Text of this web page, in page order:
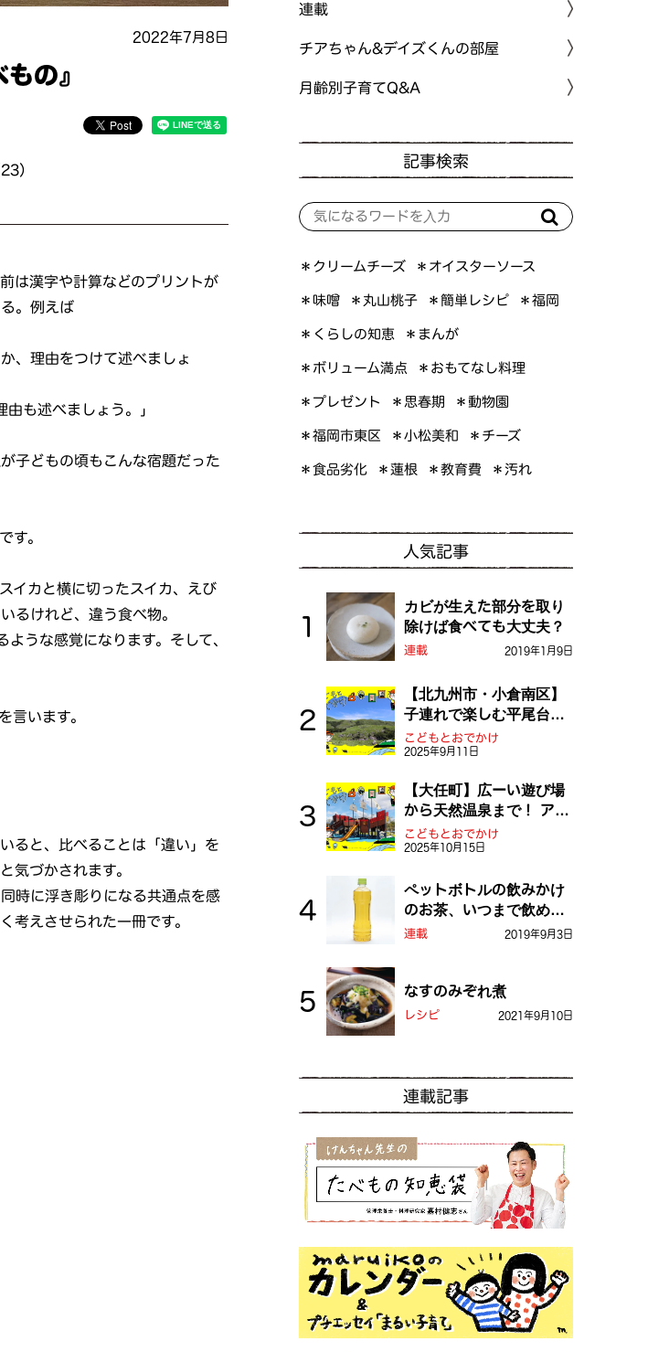
2022年7月8日
の』
）
は漢字や計算などのプリントが
。例えば
、理由をつけて述べましょ
も述べましょう。」
子どもの頃もこんな宿題だった
す。
イカと横に切ったスイカ、えび
るけれど、違う食べ物。
うな感覚になります。そして、
言います。
ると、比べることは「違い」を
気づかされます。
時に浮き彫りになる共通点を感
考えさせられた一冊です。
連載
チアちゃん&デイズくんの部屋
月齢別子育てQ&A
記事検索
＊クリームチーズ ＊オイスターソース
＊味噌 ＊丸山桃子 ＊簡単レシピ ＊福岡
＊くらしの知恵 ＊まんが
＊ボリューム満点 ＊おもてなし料理
＊プレゼント ＊思春期 ＊動物園
＊福岡市東区 ＊小松美和 ＊チーズ
＊食品劣化 ＊蓮根 ＊教育費 ＊汚れ
人気記事
カビが生えた部分を取り
除けば食べても大丈夫？
連載 2019年1月9日
【北九州市・小倉南区】
子連れで楽しむ平尾台！
ふしぎな草原や千仏鍾乳
洞を探検しよう！
こどもとおでかけ
2025年9月11日
【大任町】広ーい遊び場
から天然温泉まで！ アミ
ューズメントな道の駅・
おおとう桜街道
こどもとおでかけ
2025年10月15日
ペットボトルの飲みかけ
のお茶、いつまで飲め
る？
連載 2019年9月3日
なすのみぞれ煮
レシピ 2021年9月10日
連載記事